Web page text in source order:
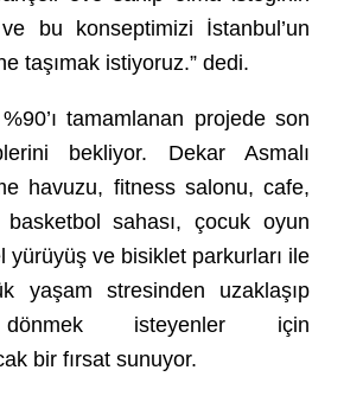
ve bu konseptimizi İstanbul’un
taşımak istiyoruz.” dedi.
%90’ı tamamlanan projede son
bekliyor. Dekar Asmalı
havuzu, fitness salonu, cafe,
sahası, çocuk oyun
yürüyüş ve bisiklet parkurları ile
yaşam stresinden uzaklaşıp
isteyenler için
bir fırsat sunuyor.